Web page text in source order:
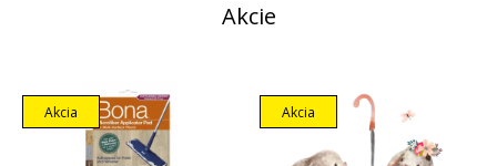
Akcie
Akcia Akcia